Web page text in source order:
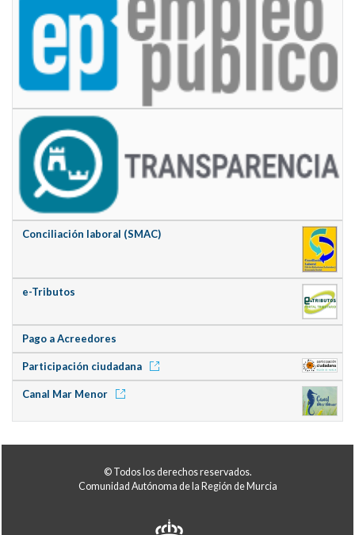
Conciliación laboral (SMAC)
e-Tributos
Pago a Acreedores
Participación ciudadana
Canal Mar Menor
© Todos los derechos reservados.
Comunidad Autónoma de la Región de Murcia